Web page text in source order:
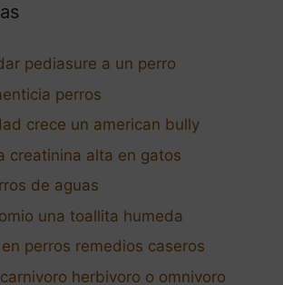
pediasure a un perro
perros
crece un american bully
creatinina alta en gatos
de aguas
una toallita humeda
perros remedios caseros
herbivoro o omnivoro